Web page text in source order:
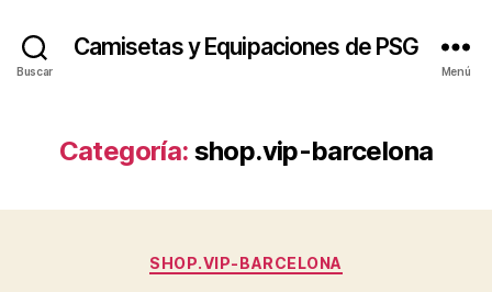
Buscar
Camisetas y Equipaciones de PSG
Menú
Categoría: shop.vip-barcelona
Categorías
SHOP.VIP-BARCELONA